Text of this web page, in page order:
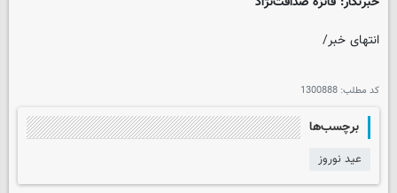
انتهای خبر/
کد مطلب: 1300888
برچسب‌ها
عید نوروز